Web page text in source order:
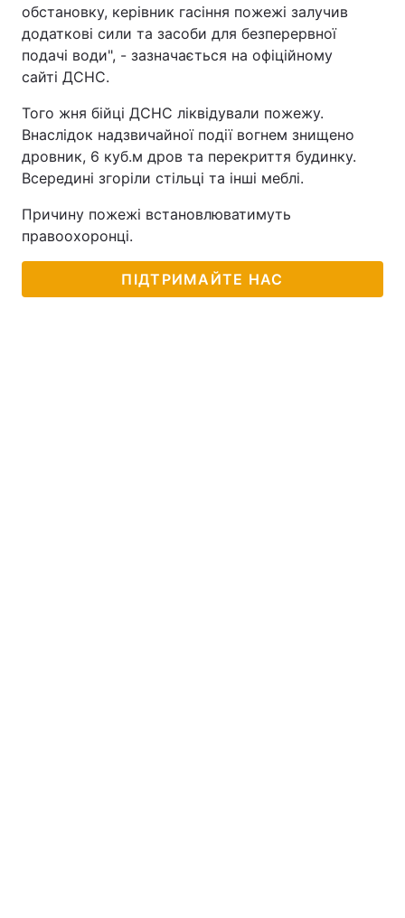
Тема оформлення
обстановку, керівник гасіння пожежі залучив
додаткові сили та засоби для безперервної
подачі води", - зазначається на офіційному
сайті ДСНС.
Того жня бійці ДСНС ліквідували пожежу.
Внаслідок надзвичайної події вогнем знищено
дровник, 6 куб.м дров та перекриття будинку.
Всередині згоріли стільці та інші меблі.
Причину пожежі встановлюватимуть
правоохоронці.
ПІДТРИМАЙТЕ НАС